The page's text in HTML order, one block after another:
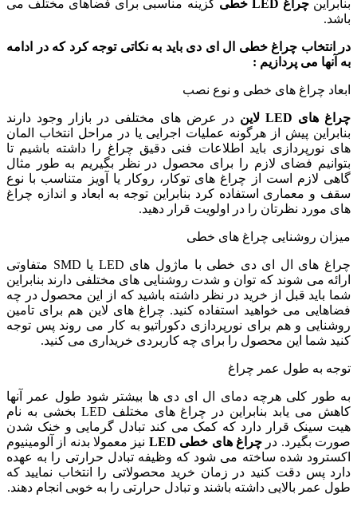
بنابراینچراغ LED خطی گزینه مناسبی برای فضاهای مختلف می
باشد.
در انتخاب چراغ خطی ال ای دی باید به نکاتی توجه کرد که در ادامه
به آنها می پردازیم :
ابعاد چراغ های خطی و نوع نصب
چراغ های LED لاین در عرض های مختلفی در بازار وجود دارند
بنابراین پیش از هرگونه عملیات اجرایی یا در مراحل انتخاب المان
های نورپردازی باید اطلاعات فنی دقیق چراغ را داشته باشیم تا
بتوانیم فضای لازم را برای محصول در نظر بگیریم به طور مثال
گاهی لازم است از چراغ های توکار، روکار یا آویز متناسب با نوع
سقف و معماری استفاده کرد بنابراین توجه به ابعاد و اندازه چراغ
های مورد نظرتان را در اولویت قرار دهید.
میزان روشنایی چراغ های خطی
چراغ های ال ای دی خطی با ماژول های LED یا SMD متفاوتی
ارائه می شوند که توان و شدت روشنایی های مختلفی دارند بنابراین
شما باید قبل از خرید در نظر داشته باشید که از این محصول در چه
فضاهایی می خواهید استفاده کنید. چراغ های لاین هم برای تامین
روشنایی و هم برای نورپردازی دکوراتیو به کار می روند پس توجه
کنید شما این محصول را برای چه کاربردی خریداری می کنید.
توجه به طول عمر چراغ
به طور کلی هرچه دمای ال ای دی ها بیشتر شود طول عمر آنها
کاهش می یابد بنابراین در چراغ های مختلف LED بخشی به نام
هیت سینک قرار دارد که کمک می کند تبادل گرمایی و خنک شدن
صورت بگیرد. درچراغ های خطی LED نیز معمولا بدنه از آلومینیوم
اکسترود شده ساخته می شود که وظیفه تبادل حرارتی را به عهده
دارد پس دقت کنید در زمان خرید محصولاتی را انتخاب نمایید که
طول عمر بالایی داشته باشند و تبادل حرارتی را به خوبی انجام دهند.